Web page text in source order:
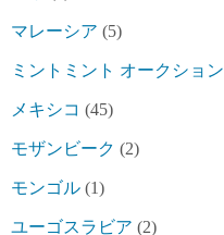
マレーシア (5)
ミントミント オークション
メキシコ (45)
モザンビーク (2)
モンゴル (1)
ユーゴスラビア (2)